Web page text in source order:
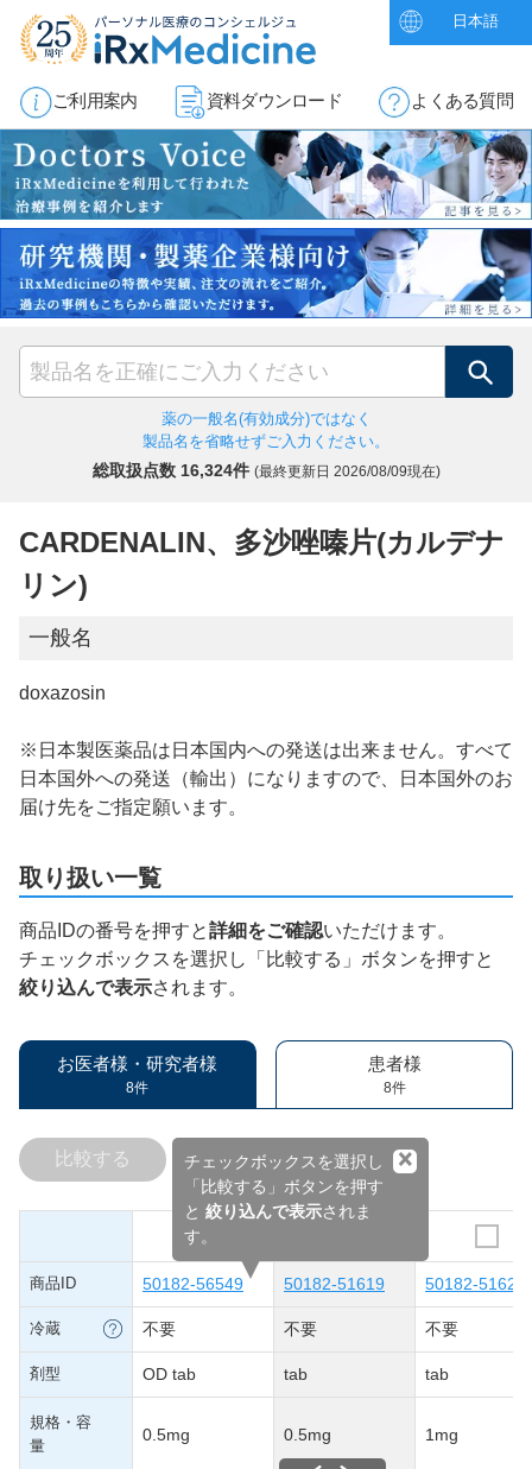
日本語
ご利用案内 資料ダウンロード よくある質問
検索
薬の一般名(有効成分)ではなく
製品名を省略せずご入力ください。
総取扱点数 16,324件 (最終更新日 2026/08/09現在)
CARDENALIN、多沙唑嗪片(カルデナ
リン)
一般名
doxazosin
※日本製医薬品は日本国内への発送は出来ません。すべて
日本国外への発送（輸出）になりますので、日本国外のお
届け先をご指定願います。
取り扱い一覧
商品IDの番号を押すと詳細をご確認いただけます。
チェックボックスを選択し「比較する」ボタンを押すと
絞り込んで表示されます。
お医者様・研究者様
8件
患者様
8件
チェックボックスを選択し
「比較する」ボタンを押す
と 絞り込んで表示されま
す。
×
比較する
商品ID 50182-56549 50182-51619 50182-51620
冷蔵 不要 不要 不要
剤型 OD tab tab tab
規格・容
量
0.5mg 0.5mg 1mg